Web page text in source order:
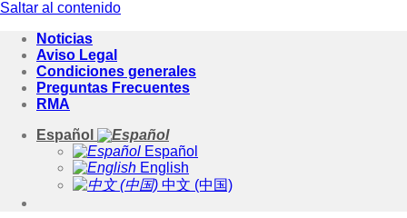
Saltar al contenido
Noticias
Aviso Legal
Condiciones generales
Preguntas Frecuentes
RMA
Español
Español
English
中文 (中国)